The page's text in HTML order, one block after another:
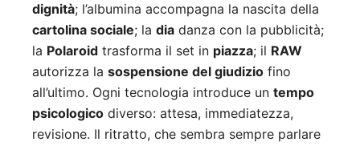
dignità; l’albumina accompagna la nascita della
cartolina sociale; la dia danza con la pubblicità;
la Polaroid trasforma il set in piazza; il RAW
autorizza la sospensione del giudizio fino
all’ultimo. Ogni tecnologia introduce un tempo
psicologico diverso: attesa, immediatezza,
revisione. Il ritratto, che sembra sempre parlare